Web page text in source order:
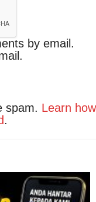
by email.
spam. Learn how
.